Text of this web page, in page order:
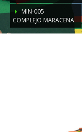
MIN-005
COMPLEJO MARACENA